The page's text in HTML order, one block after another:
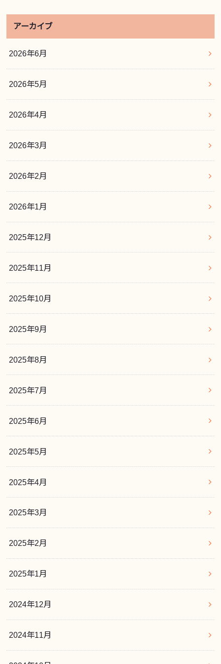
アーカイブ
2026年6月
2026年5月
2026年4月
2026年3月
2026年2月
2026年1月
2025年12月
2025年11月
2025年10月
2025年9月
2025年8月
2025年7月
2025年6月
2025年5月
2025年4月
2025年3月
2025年2月
2025年1月
2024年12月
2024年11月